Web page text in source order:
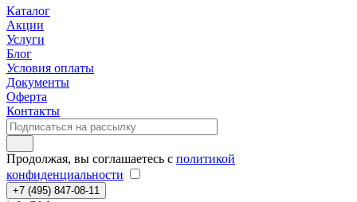
Каталог
Акции
Услуги
Блог
Условия оплаты
Документы
Оферта
Контакты
Продолжая, вы соглашаетесь с политикой
конфиденциальности
+7 (495) 847-08-11